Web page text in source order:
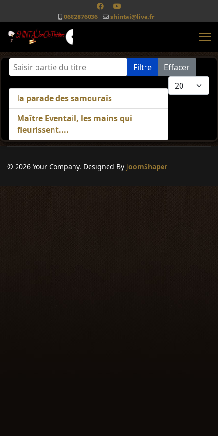
0682876036 shintai@live.fr
Saisir partie du titre Filtre
Effacer
Afficher #
la parade des samouraïs
Maître Eventail, les mains qui
fleurissent....
© 2026 Your Company. Designed By JoomShaper